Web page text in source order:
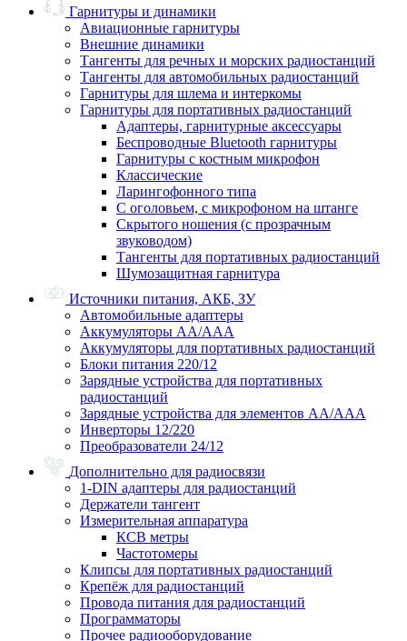
Гарнитуры и динамики
Авиационные гарнитуры
Внешние динамики
Тангенты для речных и морских радиостанций
Тангенты для автомобильных радиостанций
Гарнитуры для шлема и интеркомы
Гарнитуры для портативных радиостанций
Адаптеры, гарнитурные аксессуары
Беспроводные Bluetooth гарнитуры
Гарнитуры с костным микрофон
Классические
Ларингофонного типа
С оголовьем, с микрофоном на штанге
Скрытого ношения (с прозрачным
звуководом)
Тангенты для портативных радиостанций
Шумозащитная гарнитура
Источники питания, АКБ, ЗУ
Автомобильные адаптеры
Аккумуляторы АА/ААА
Аккумуляторы для портативных радиостанций
Блоки питания 220/12
Зарядные устройства для портативных
радиостанций
Зарядные устройства для элементов АА/ААА
Инверторы 12/220
Преобразователи 24/12
Дополнительно для радиосвязи
1-DIN адаптеры для радиостанций
Держатели тангент
Измерительная аппаратура
КСВ метры
Частотомеры
Клипсы для портативных радиостанций
Крепёж для радиостанций
Провода питания для радиостанций
Программаторы
Прочее радиооборудование